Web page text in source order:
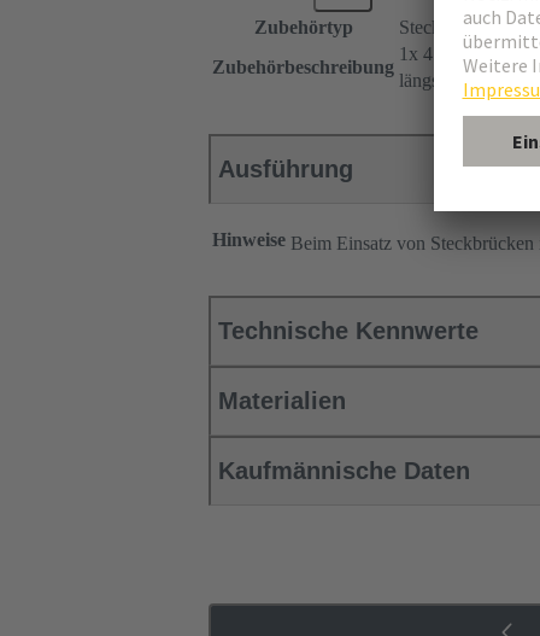
Zubehörtyp
Steckbrücke
Zubehörbeschreibung
1x 4
längs
Ausführung
Hinweise Beim Einsatz von Steckbrücken
Technische Kennwerte
Materialien
Kaufmännische Daten